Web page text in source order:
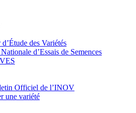
d’Étude des Variétés
d’Essais de Semences
Officiel de l’INOV
une variété